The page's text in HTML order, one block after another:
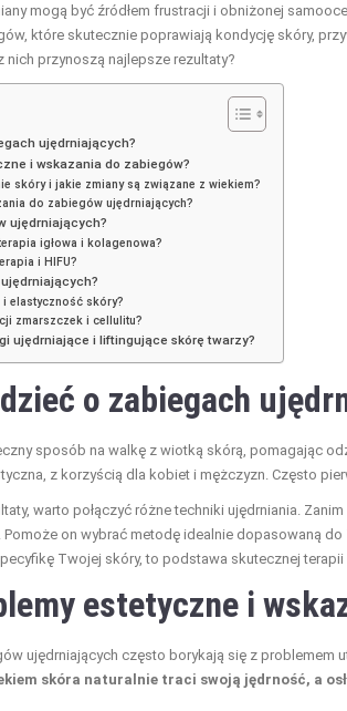
mogą być źródłem frustracji i obniżonej
które skutecznie poprawiają kondycję skóry,
przynoszą najlepsze rezultaty?
ujędrniających?
i wskazania do zabiegów?
skóry i jakie zmiany są związane z wiekiem?
do zabiegów ujędrniających?
ujędrniających?
igłowa i kolagenowa?
i HIFU?
elastyczność skóry?
zmarszczek i cellulitu?
ujędrniające i liftingujące skórę twarzy?
o zabiegach
sposób na walkę z wiotką skórą, pomagając
z korzyścią dla kobiet i mężczyzn. Często
warto połączyć różne techniki ujędrniania.
on wybrać metodę idealnie dopasowaną
Twojej skóry, to podstawa skutecznej terapii
estetyczne i
ujędrniających często borykają się z problemem
skóra naturalnie traci swoją jędrność, a